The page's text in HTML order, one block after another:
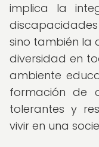
implica la
sino también la
diversidad en
ambiente
formación de
tolerantes y
vivir en una